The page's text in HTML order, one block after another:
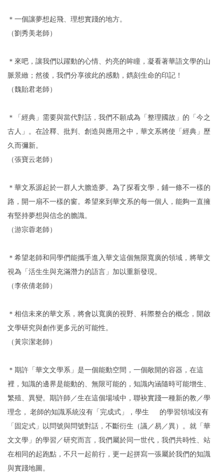
＊一個讓夢想起飛、理想實踐的地方。
（劉秀美老師）
＊來吧，讓我們以躍動的心情、灼亮的眸瞳，凝看著華語文學的山
脈景緻；然後，我們分享彼此的感動，鐫刻生命的印記！
（魏貽君老師）
＊「經典」需要與當代對話，我們不願成為「整理國故」的「今之
古人」。在詮釋、批判、創造與應用之中，華文系將使「經典」歷
久而彌新。
（張寶云老師）
＊華文系源起於一群人大膽造夢。為了探看文學，鋪一條不一樣的
路，開一扇不一樣的窗。希望來到華文系的每一個人，能夠一直擁
有堅持夢想與信念的膽識。
（游宗蓉老師）
＊希望老師和同學們能攜手進入華文這個無限寬廣的領域，將華文
視為「活生生與充滿潛力的語言」加以重新發現。
（李依倩老師）
＊相信未來的華文系，將會以寬廣的視野、科際整合的概念，開啟
文學研究與創作更多元的可能性。
（黃宗潔老師）
＊期許「華文文學系」是一個能動空間，一個敞開的容器，在這
裡，知識的邊界是能動的、無限可能的，知識內涵隨時可能增生、
繁殖、異變。期許師／生在這個場域中，聯袂實踐一種新的教／學
理念， 老師的知識系統沒有「完成式」，學生 的學習領域沒有
「固定式」以問號與問號對話，不斷衍生（議／易／異）。就「華
文文學」的學習／研究而言，我們屬於同一世代，我們共時性、站
在相同的起跑點，不只一起前行，更一起拼寫一張屬於我們的知識
與實踐地圖。